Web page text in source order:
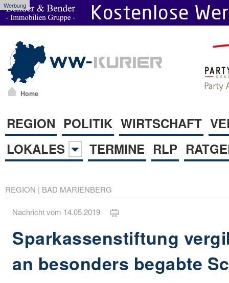
Werbung
Home
REGION POLITIK WIRTSCHAFT
LOKALES
TERMINE RLP
REGION | BAD MARIENBERG
Nachricht vom 14.05.2019
Sparkassenstiftung
an besonders begabte